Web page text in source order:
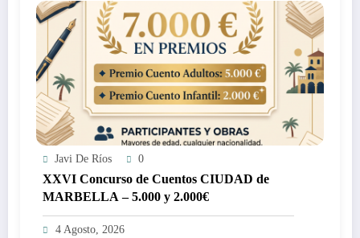
Javi De Ríos 0
XXVI Concurso de Cuentos CIUDAD de
MARBELLA – 5.000 y 2.000€
4 Agosto, 2026